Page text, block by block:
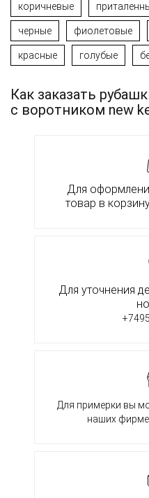
коричневые
черные фиолетовые
красные голубые
Как заказать
с воротником new
Для
товар в
Для уточнения
Для примерки вы
наших